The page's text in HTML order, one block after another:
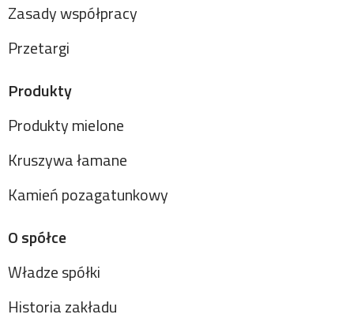
Zasady współpracy
Przetargi
Produkty
Produkty mielone
Kruszywa łamane
Kamień pozagatunkowy
O spółce
Władze spółki
Historia zakładu